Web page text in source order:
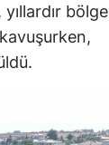
bölge